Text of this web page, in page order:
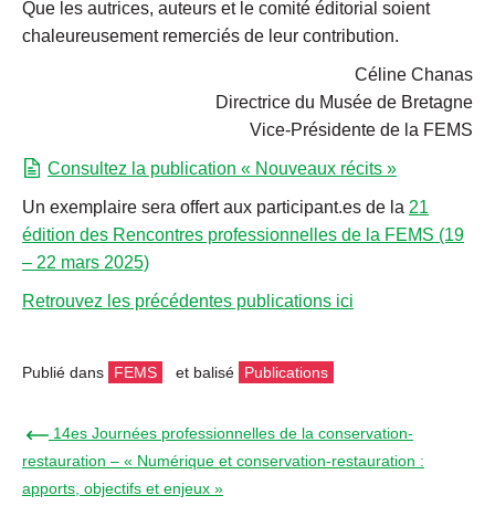
Que les autrices, auteurs et le comité éditorial soient
chaleureusement remerciés de leur contribution.
Céline Chanas
Directrice du Musée de Bretagne
Vice-Présidente de la FEMS
Consultez la publication « Nouveaux récits »
Un exemplaire sera offert aux participant.es de la 21
édition des Rencontres professionnelles de la FEMS (19
– 22 mars 2025)
Retrouvez les précédentes publications ici
Publié dans FEMS et balisé Publications
← 14es Journées professionnelles de la conservation-
restauration – « Numérique et conservation-restauration :
apports, objectifs et enjeux »